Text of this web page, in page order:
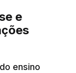
e
ensino